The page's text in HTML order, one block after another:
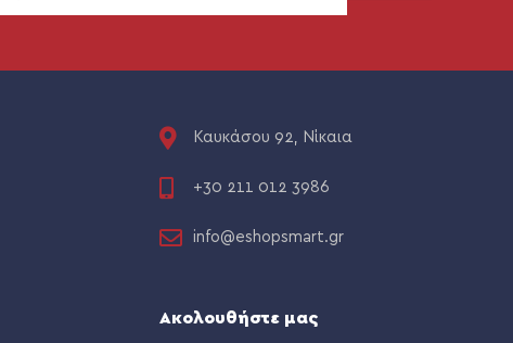
Καυκάσου 92, Νίκαια
+30 211 012 3986
info@eshopsmart.gr
Ακολουθήστε μας